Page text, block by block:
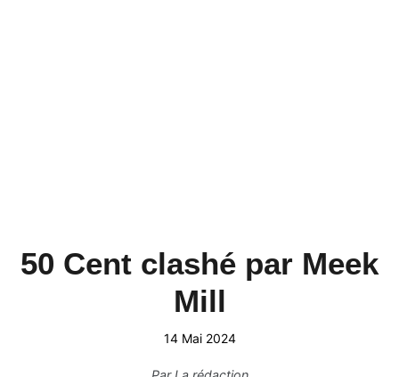
50 Cent clashé par Meek
Mill
14 Mai 2024